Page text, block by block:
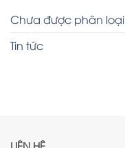
Chưa được phân loại
Tin tức